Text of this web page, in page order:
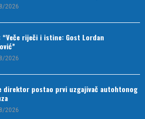
2026
“Veče riječi i istine: Gost Lordan
2026
direktor postao prvi uzgajivač autohtonog
2026